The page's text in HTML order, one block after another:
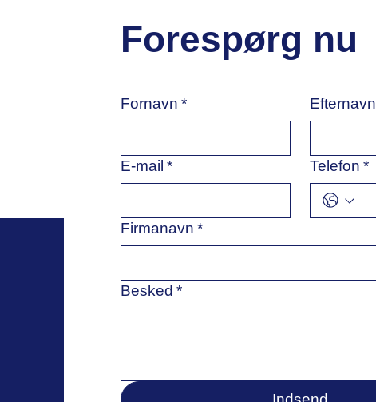
Forespørg nu
Fornavn * Efternavn
E-mail * Telefon *
Firmanavn *
Besked *